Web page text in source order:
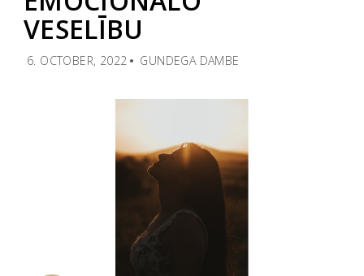
VESELĪBU
6. OCTOBER, 2022 GUNDEGA DAMBE